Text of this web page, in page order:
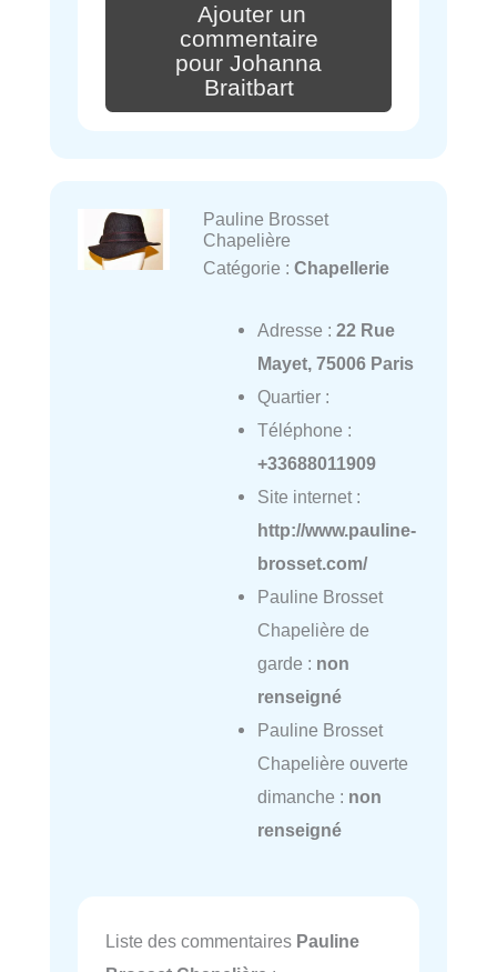
Ajouter un
commentaire
pour Johanna
Braitbart
Pauline Brosset
Chapelière
Catégorie : Chapellerie
Adresse : 22 Rue
Mayet, 75006 Paris
Quartier :
Téléphone :
+33688011909
Site internet :
http://www.pauline-
brosset.com/
Pauline Brosset
Chapelière de
garde : non
renseigné
Pauline Brosset
Chapelière ouverte
dimanche : non
renseigné
Liste des commentaires Pauline